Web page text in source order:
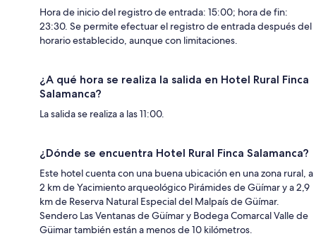
Hora de inicio del registro de entrada: 15:00; hora de fin:
23:30. Se permite efectuar el registro de entrada después del
horario establecido, aunque con limitaciones.
¿A qué hora se realiza la salida en Hotel Rural Finca
Salamanca?
La salida se realiza a las 11:00.
¿Dónde se encuentra Hotel Rural Finca Salamanca?
Este hotel cuenta con una buena ubicación en una zona rural, a
2 km de Yacimiento arqueológico Pirámides de Güímar y a 2,9
km de Reserva Natural Especial del Malpaís de Güímar.
Sendero Las Ventanas de Güímar y Bodega Comarcal Valle de
Güimar también están a menos de 10 kilómetros.